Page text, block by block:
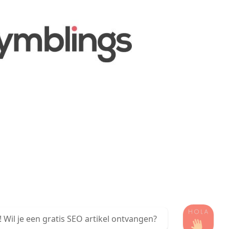
Wil je een gratis SEO artikel ontvangen?